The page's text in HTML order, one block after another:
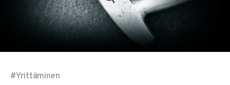
#Yrittäminen